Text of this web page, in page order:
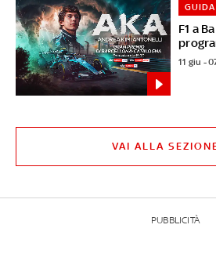
F1 a
GUIDA
11 giu -
VAI ALLA
PUBBLICITÀ